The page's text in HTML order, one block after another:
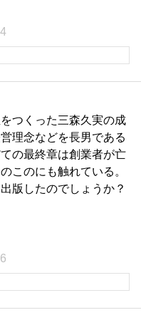
つくった三森久実の成
理念などを長男である
の最終章は創業者が亡
このにも触れている。
版したのでしょうか？